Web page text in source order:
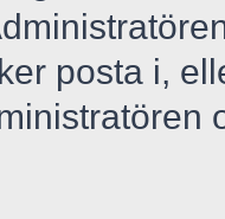
posta i,